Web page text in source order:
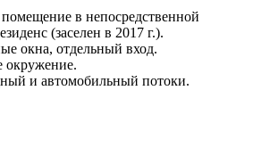
помещение в непосредственной
(заселен в 2017 г.).
окна, отдельный вход.
окружение.
и автомобильный потоки.